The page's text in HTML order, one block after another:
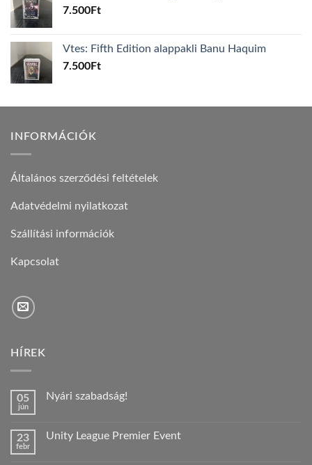
7.500Ft
Vtes: Fifth Edition alappakli Banu Haquim
7.500Ft
INFORMÁCIÓK
Általános szerződési feltételek
Adatvédelmi nyilatkozat
Szállítási információk
Kapcsolat
HÍREK
05
jún
Nyári szabadság!
Nyári
23
febr
Unity League Premier Event